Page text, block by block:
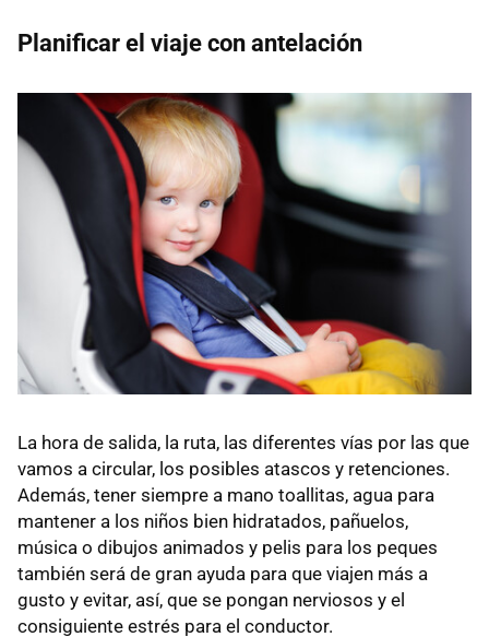
Planificar el viaje con antelación
La hora de salida, la ruta, las diferentes vías por las que
vamos a circular, los posibles atascos y retenciones.
Además, tener siempre a mano toallitas, agua para
mantener a los niños bien hidratados, pañuelos,
música o dibujos animados y pelis para los peques
también será de gran ayuda para que viajen más a
gusto y evitar, así, que se pongan nerviosos y el
consiguiente estrés para el conductor.